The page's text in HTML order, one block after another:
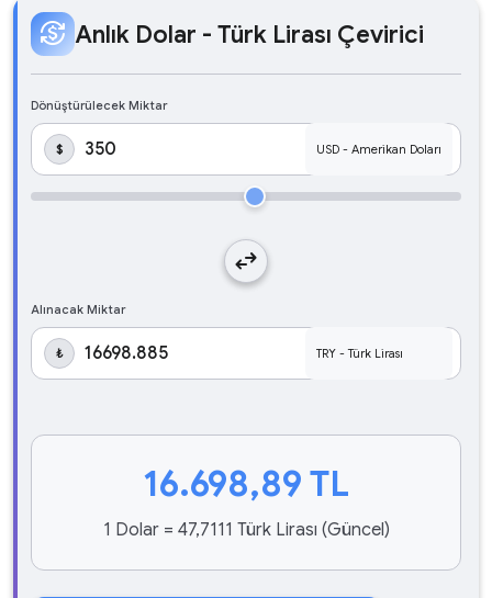
currency_exchange Anlık Dolar - Türk Lirası Çevirici
Dönüştürülecek Miktar
$
swap_horiz
Alınacak Miktar
₺
16.698,89 TL
1 Dolar = 47,7111 Türk Lirası (Güncel)